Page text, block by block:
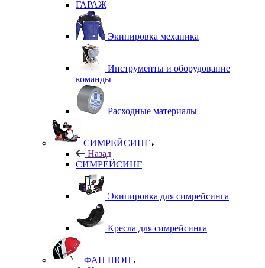
ГАРАЖ
Экипировка механика
Инструменты и оборудование
команды
Расходные материалы
СИМРЕЙСИНГ
Назад
СИМРЕЙСИНГ
Экипировка для симрейсинга
Кресла для симрейсинга
ФАН ШОП